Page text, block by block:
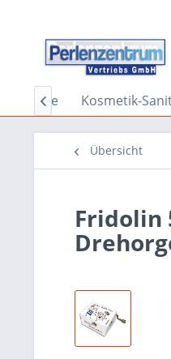
Ringe Kosmetik-

Übersicht
Fridolin